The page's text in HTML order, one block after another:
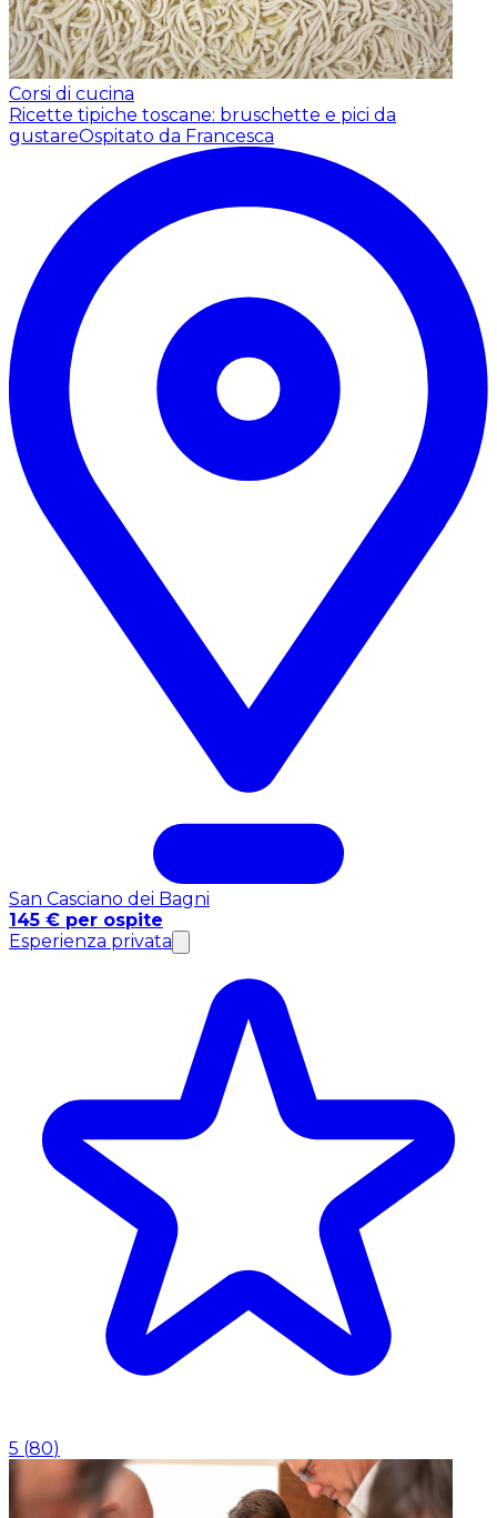
Corsi di cucina
Ricette tipiche toscane: bruschette e pici da
gustareOspitato da Francesca
San Casciano dei Bagni
145 € per ospite
Esperienza privata
5 (80)